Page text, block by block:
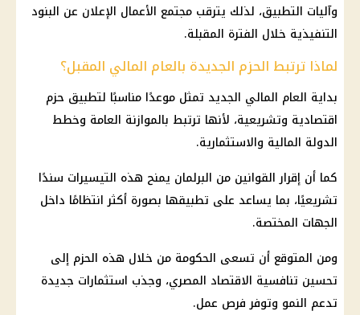
وآليات التطبيق، لذلك يترقب مجتمع الأعمال الإعلان عن البنود
التنفيذية خلال الفترة المقبلة.
لماذا ترتبط الحزم الجديدة بالعام المالي المقبل؟
بداية العام المالي الجديد تمثل موعدًا مناسبًا لتطبيق حزم
اقتصادية وتشريعية، لأنها ترتبط بالموازنة العامة وخطط
الدولة المالية والاستثمارية.
كما أن إقرار القوانين من البرلمان يمنح هذه التيسيرات سندًا
تشريعيًا، بما يساعد على تطبيقها بصورة أكثر انتظامًا داخل
الجهات المختصة.
ومن المتوقع أن تسعى الحكومة من خلال هذه الحزم إلى
تحسين تنافسية الاقتصاد المصري، وجذب استثمارات جديدة
تدعم النمو وتوفر فرص عمل.